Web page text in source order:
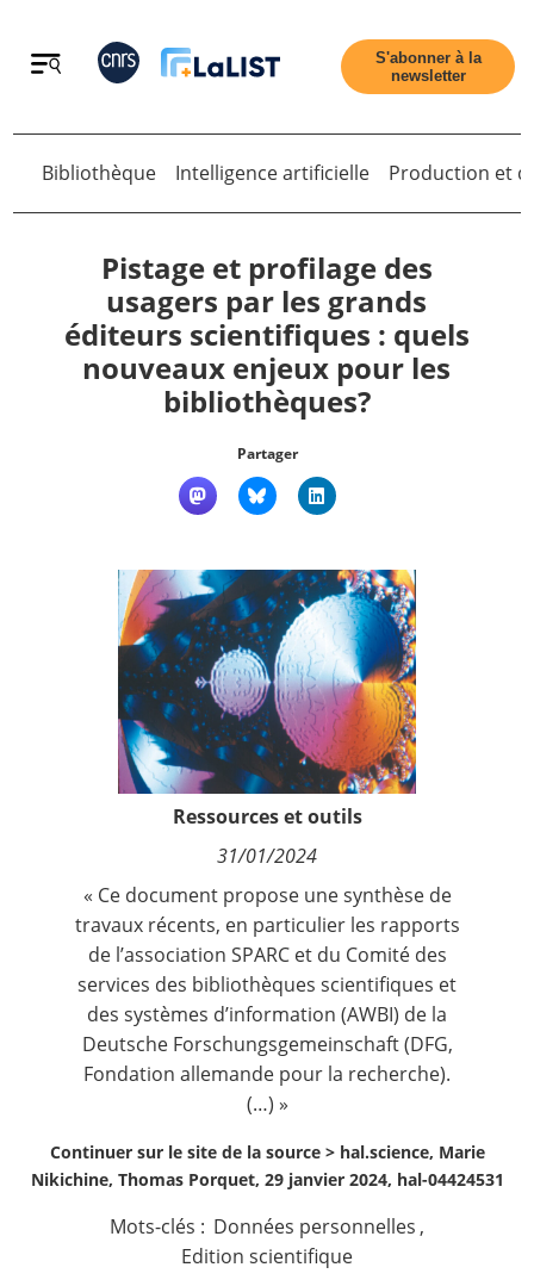
Retour
Accueil
Tous les articles
Qui sommes nous ?
Nous suivre
S'abonner à la
newsletter
Retour
Bibliothèque Intelligence artificielle Production et
Pistage et profilage des
usagers par les grands
éditeurs scientifiques : quels
nouveaux enjeux pour les
bibliothèques?
Partager
Ressources et outils
31/01/2024
« Ce document propose une synthèse de
travaux récents, en particulier les rapports
de l’association SPARC et du Comité des
services des bibliothèques scientifiques et
des systèmes d’information (AWBI) de la
Deutsche Forschungsgemeinschaft (DFG,
Fondation allemande pour la recherche).
(…) »
Continuer sur le site de la source > hal.science, Marie
Nikichine, Thomas Porquet, 29 janvier 2024, hal-04424531
Mots-clés : Données personnelles ,
Edition scientifique